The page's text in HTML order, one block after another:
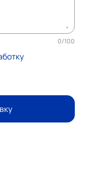
0/100